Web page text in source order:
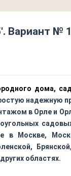
Вариант № 1
дома,
надежную
в Орле и
Москве,
областях.